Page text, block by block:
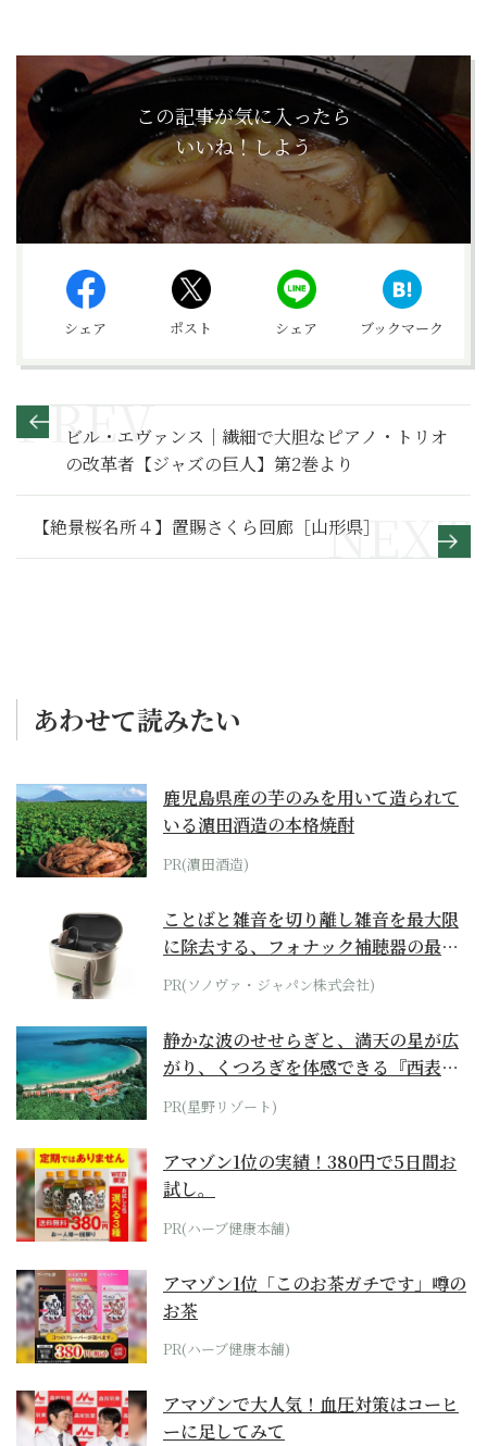
この記事が気に入ったら
いいね！しよう
シェア ポスト シェア ブックマーク
ビル・エヴァンス｜繊細で大胆なピアノ・トリオ
の改革者【ジャズの巨人】第2巻より
【絶景桜名所４】置賜さくら回廊［山形県］
あわせて読みたい
鹿児島県産の芋のみを用いて造られて
いる濵田酒造の本格焼酎
PR(濵田酒造)
ことばと雑音を切り離し雑音を最大限
に除去する、フォナック補聴器の最上
位モデル
PR(ソノヴァ・ジャパン株式会社)
静かな波のせせらぎと、満天の星が広
がり、くつろぎを体感できる『西表島
ホテル by...
PR(星野リゾート)
アマゾン1位の実績！380円で5日間お
試し。
PR(ハーブ健康本舗)
アマゾン1位「このお茶ガチです」噂の
お茶
PR(ハーブ健康本舗)
アマゾンで大人気！血圧対策はコーヒ
ーに足してみて